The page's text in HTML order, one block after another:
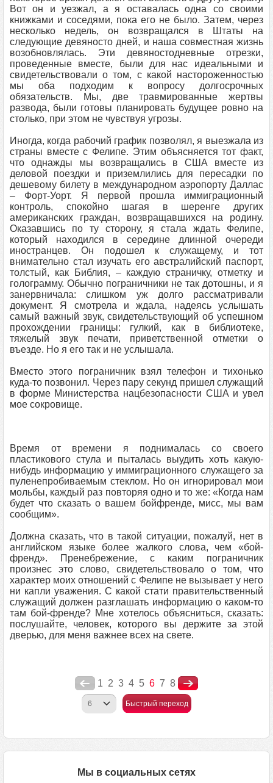
Вот он и уезжал, а я оставалась одна со своими
книжками и соседями, пока его не было. Затем, через
несколько недель, он возвращался в Штаты на
следующие девяносто дней, и наша совместная жизнь
возобновлялась. Эти девяностодневные отрезки,
проведенные вместе, были для нас идеальными и
свидетельствовали о том, с какой настороженностью
мы оба подходим к вопросу долгосрочных
обязательств. Мы, две травмированные жертвы
развода, были готовы планировать будущее ровно на
столько, при этом не чувствуя угрозы.
Иногда, когда рабочий график позволял, я выезжала из
страны вместе с Фелипе. Этим объясняется тот факт,
что однажды мы возвращались в США вместе из
деловой поездки и приземлились для пересадки по
дешевому билету в международном аэропорту Даллас
– Форт-Уорт. Я первой прошла иммиграционный
контроль, спокойно шагая в шеренге других
американских граждан, возвращавшихся на родину.
Оказавшись по ту сторону, я стала ждать Фелипе,
который находился в середине длинной очереди
иностранцев. Он подошел к служащему, и тот
внимательно стал изучать его австралийский паспорт,
толстый, как Библия, – каждую страничку, отметку и
голограмму. Обычно пограничники не так дотошны, и я
занервничала: слишком уж долго рассматривали
документ. Я смотрела и ждала, надеясь услышать
самый важный звук, свидетельствующий об успешном
прохождении границы: гулкий, как в библиотеке,
тяжелый звук печати, приветственной отметки о
въезде. Но я его так и не услышала.
Вместо этого пограничник взял телефон и тихонько
куда-то позвонил. Через пару секунд пришел служащий
в форме Министерства нацбезопасности США и увел
мое сокровище.
Время от времени я поднималась со своего
пластикового стула и пыталась выудить хоть какую-
нибудь информацию у иммиграционного служащего за
пуленепробиваемым стеклом. Но он игнорировал мои
мольбы, каждый раз повторяя одно и то же: «Когда нам
будет что сказать о вашем бойфренде, мисс, мы вам
сообщим».
Должна сказать, что в такой ситуации, пожалуй, нет в
английском языке более жалкого слова, чем «бой-
френд». Пренебрежение, с каким пограничник
произнес это слово, свидетельствовало о том, что
характер моих отношений с Фелипе не вызывает у него
ни капли уважения. С какой стати правительственный
служащий должен разглашать информацию о каком-то
там бой-френде? Мне хотелось объясниться, сказать:
послушайте, человек, которого вы держите за этой
дверью, для меня важнее всех на свете.
1 2 3 4 5 6 7 8
Быстрый переход
Мы в социальных сетях